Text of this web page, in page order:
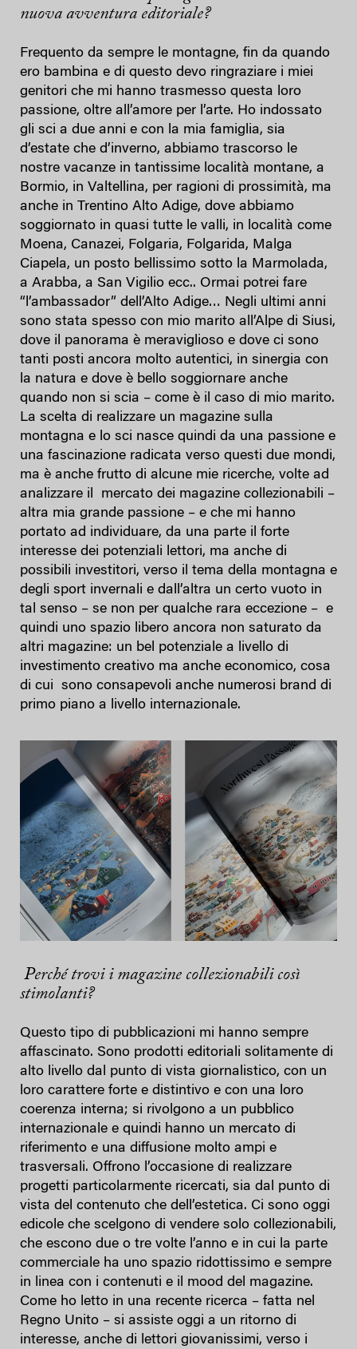
nuova avventura editoriale?
Frequento da sempre le montagne, fin da quando
ero bambina e di questo devo ringraziare i miei
genitori che mi hanno trasmesso questa loro
passione, oltre all’amore per l’arte. Ho indossato
gli sci a due anni e con la mia famiglia, sia
d’estate che d’inverno, abbiamo trascorso le
nostre vacanze in tantissime località montane, a
Bormio, in Valtellina, per ragioni di prossimità, ma
anche in Trentino Alto Adige, dove abbiamo
soggiornato in quasi tutte le valli, in località come
Moena, Canazei, Folgaria, Folgarida, Malga
Ciapela, un posto bellissimo sotto la Marmolada,
a Arabba, a San Vigilio ecc.. Ormai potrei fare
“l’ambassador” dell’Alto Adige… Negli ultimi anni
sono stata spesso con mio marito all’Alpe di Siusi,
dove il panorama è meraviglioso e dove ci sono
tanti posti ancora molto autentici, in sinergia con
la natura e dove è bello soggiornare anche
quando non si scia – come è il caso di mio marito.
La scelta di realizzare un magazine sulla
montagna e lo sci nasce quindi da una passione e
una fascinazione radicata verso questi due mondi,
ma è anche frutto di alcune mie ricerche, volte ad
analizzare il mercato dei magazine collezionabili –
altra mia grande passione – e che mi hanno
portato ad individuare, da una parte il forte
interesse dei potenziali lettori, ma anche di
possibili investitori, verso il tema della montagna e
degli sport invernali e dall’altra un certo vuoto in
tal senso – se non per qualche rara eccezione – e
quindi uno spazio libero ancora non saturato da
altri magazine: un bel potenziale a livello di
investimento creativo ma anche economico, cosa
di cui sono consapevoli anche numerosi brand di
primo piano a livello internazionale.
Perché trovi i magazine collezionabili così
stimolanti?
Questo tipo di pubblicazioni mi hanno sempre
affascinato. Sono prodotti editoriali solitamente di
alto livello dal punto di vista giornalistico, con un
loro carattere forte e distintivo e con una loro
coerenza interna; si rivolgono a un pubblico
internazionale e quindi hanno un mercato di
riferimento e una diffusione molto ampi e
trasversali. Offrono l’occasione di realizzare
progetti particolarmente ricercati, sia dal punto di
vista del contenuto che dell’estetica. Ci sono oggi
edicole che scelgono di vendere solo collezionabili,
che escono due o tre volte l’anno e in cui la parte
commerciale ha uno spazio ridottissimo e sempre
in linea con i contenuti e il mood del magazine.
Come ho letto in una recente ricerca – fatta nel
Regno Unito – si assiste oggi a un ritorno di
interesse, anche di lettori giovanissimi, verso i